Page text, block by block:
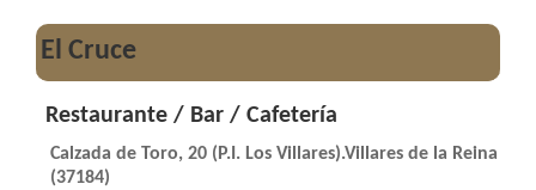
El Cruce
Restaurante / Bar / Cafetería
Calzada de Toro, 20 (P.I. Los Villares).Villares de la Reina
(37184)